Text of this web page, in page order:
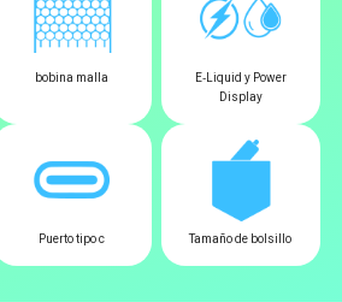
bobina malla
E‑Liquid y Power
Display
Puerto tipo c Tamaño de bolsillo